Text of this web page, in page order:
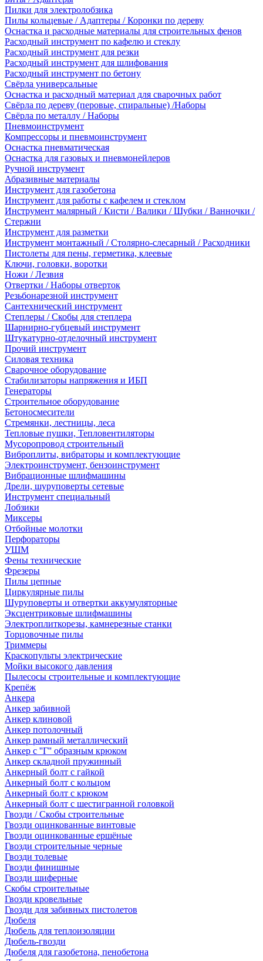
Пилки для электролобзика
Пилы кольцевые / Адаптеры / Коронки по дереву
Оснастка и расходные материалы для строительных фенов
Расходный инструмент по кафелю и стеклу
Расходный инструмент для резки
Расходный инструмент для шлифования
Расходный инструмент по бетону
Свёрла универсальные
Оснастка и расходный материал для сварочных работ
Свёрла по дереву (перовые, спиральные) /Наборы
Свёрла по металлу / Наборы
Пневмоинструмент
Компрессоры и пневмоинструмент
Оснастка пневматическая
Оснастка для газовых и пневмонейлеров
Ручной инструмент
Абразивные материалы
Инструмент для газобетона
Инструмент для работы с кафелем и стеклом
Инструмент малярный / Кисти / Валики / Шубки / Ванночки /
Стержни
Инструмент для разметки
Инструмент монтажный / Столярно-слесарный / Расходники
Пистолеты для пены, герметика, клеевые
Ключи, головки, воротки
Ножи / Лезвия
Отвертки / Наборы отверток
Резьбонарезной инструмент
Сантехнический инструмент
Степлеры / Скобы для степлера
Шарнирно-губцевый инструмент
Штукатурно-отделочный инструмент
Прочий инструмент
Силовая техника
Сварочное оборудование
Стабилизаторы напряжения и ИБП
Генераторы
Строительное оборудование
Бетоносмесители
Стремянки, лестницы, леса
Тепловые пушки, Тепловентиляторы
Мусоропровод строительный
Виброплиты, вибраторы и комплектующие
Электроинструмент, бензоинструмент
Вибрационные шлифмашины
Дрели, шуруповерты сетевые
Инструмент специальный
Лобзики
Миксеры
Отбойные молотки
Перфораторы
УШМ
Фены технические
Фрезеры
Пилы цепные
Циркулярные пилы
Шуруповерты и отвертки аккумуляторные
Эксцентриковые шлифмашины
Электроплиткорезы, камнерезные станки
Торцовочные пилы
Триммеры
Краскопульты электрические
Мойки высокого давления
Пылесосы строительные и комплектующие
Крепёж
Анкера
Анкер забивной
Анкер клиновой
Анкер потолочный
Анкер рамный металлический
Анкер с ''Г'' образным крюком
Анкер складной пружинный
Анкерный болт с гайкой
Анкерный болт с кольцом
Анкерный болт с крюком
Анкерный болт с шестигранной головкой
Гвозди / Скобы строительные
Гвозди оцинкованные винтовые
Гвозди оцинкованные ершёные
Гвозди строительные черные
Гвозди толевые
Гвозди финишные
Гвозди шиферные
Скобы строительные
Гвозди кровельные
Гвозди для забивных пистолетов
Дюбеля
Дюбель для теплоизоляции
Дюбель-гвозди
Дюбеля для газобетона, пенобетона